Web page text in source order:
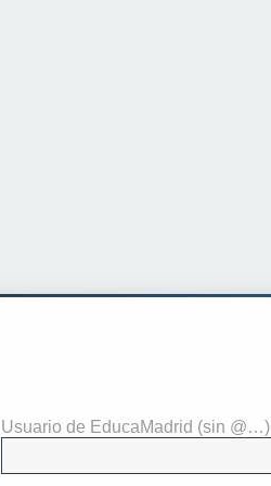
Identificarse
Usuario de EducaMadrid (sin @…)